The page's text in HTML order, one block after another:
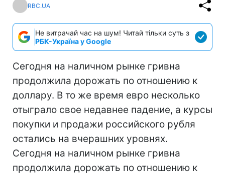
RBC.UA
Не витрачай час на шум! Читай тільки суть з
РБК-Україна у Google
Сегодня на наличном рынке гривна
продолжила дорожать по отношению к
доллару. В то же время евро несколько
отыграло свое недавнее падение, а курсы
покупки и продажи российского рубля
остались на вчерашних уровнях.
Сегодня на наличном рынке гривна
продолжила дорожать по отношению к